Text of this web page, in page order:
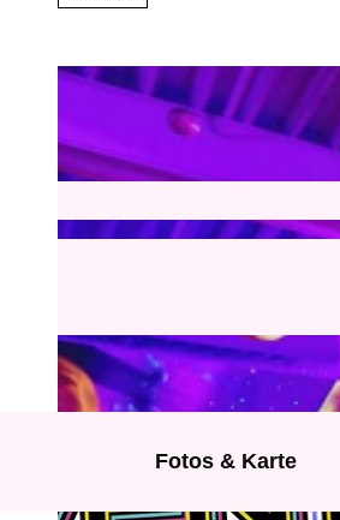
Fotos & Karte